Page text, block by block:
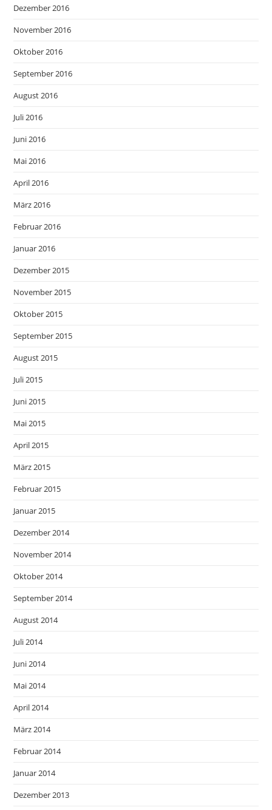
Dezember 2016
November 2016
Oktober 2016
September 2016
August 2016
Juli 2016
Juni 2016
Mai 2016
April 2016
März 2016
Februar 2016
Januar 2016
Dezember 2015
November 2015
Oktober 2015
September 2015
August 2015
Juli 2015
Juni 2015
Mai 2015
April 2015
März 2015
Februar 2015
Januar 2015
Dezember 2014
November 2014
Oktober 2014
September 2014
August 2014
Juli 2014
Juni 2014
Mai 2014
April 2014
März 2014
Februar 2014
Januar 2014
Dezember 2013